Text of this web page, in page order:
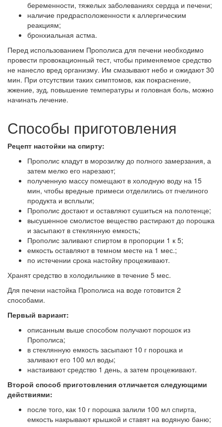
беременности, тяжелых заболеваниях сердца и печени;
наличие предрасположенности к аллергическим
реакциям;
бронхиальная астма.
Перед использованием Прополиса для печени необходимо
провести провокационный тест, чтобы применяемое средство
не нанесло вред организму. Им смазывают небо и ожидают 30
мин. При отсутствии таких симптомов, как покраснение,
жжение, зуд, повышение температуры и головная боль, можно
начинать лечение.
Способы приготовления
Рецепт настойки на спирту:
Прополис кладут в морозилку до полного замерзания, а
затем мелко его нарезают;
полученную массу помещают в холодную воду на 15
мин, чтобы вредные примеси отделились от пчелиного
продукта и всплыли;
Прополис достают и оставляют сушиться на полотенце;
высушенное смолистое вещество растирают до порошка
и засыпают в стеклянную емкость;
Прополис заливают спиртом в пропорции 1 к 5;
емкость оставляют в темном месте на 1 мес.;
по истечении срока настойку процеживают.
Хранят средство в холодильнике в течение 5 мес.
Для печени настойка Прополиса на воде готовится 2
способами.
Первый вариант:
описанным выше способом получают порошок из
Прополиса;
в стеклянную емкость засыпают 10 г порошка и
заливают его 100 мл воды;
настаивают средство 1 день, а затем процеживают.
Второй способ приготовления отличается следующими
действиями:
после того, как 10 г порошка залили 100 мл спирта,
емкость накрывают крышкой и ставят на водяную баню;